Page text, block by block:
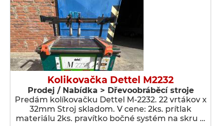
Kolikovačka Dettel M2232
Prodej / Nabídka > Dřevoobráběcí stroje
Predám kolíkovačku Dettel M-2232. 22 vrtákov x
32mm Stroj skladom. V cene: 2ks. prítlak
materiálu 2ks. pravítko bočné systém na skru …